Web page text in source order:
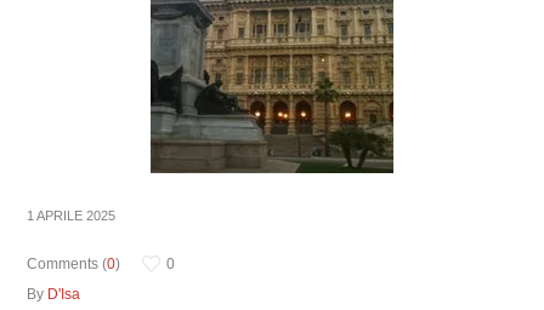
1 APRILE 2025
Comments (0)
0
By D'Isa